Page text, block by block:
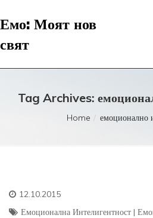
Емо: Моят нов
свят
Tag Archives:
Home емоционално
12.10.2015
Емоционална Интелигентност |